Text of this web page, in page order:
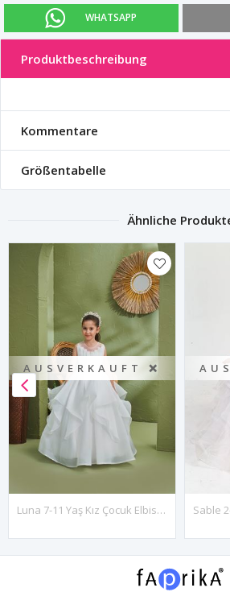
WHATSAPP
Produktbeschreibung
Kommentare
Größentabelle
Ähnliche
AUSVERKAUFT ❌
Luna 7-11 Yaş Kız Çocuk Elbise 30167 Kırık Beyaz